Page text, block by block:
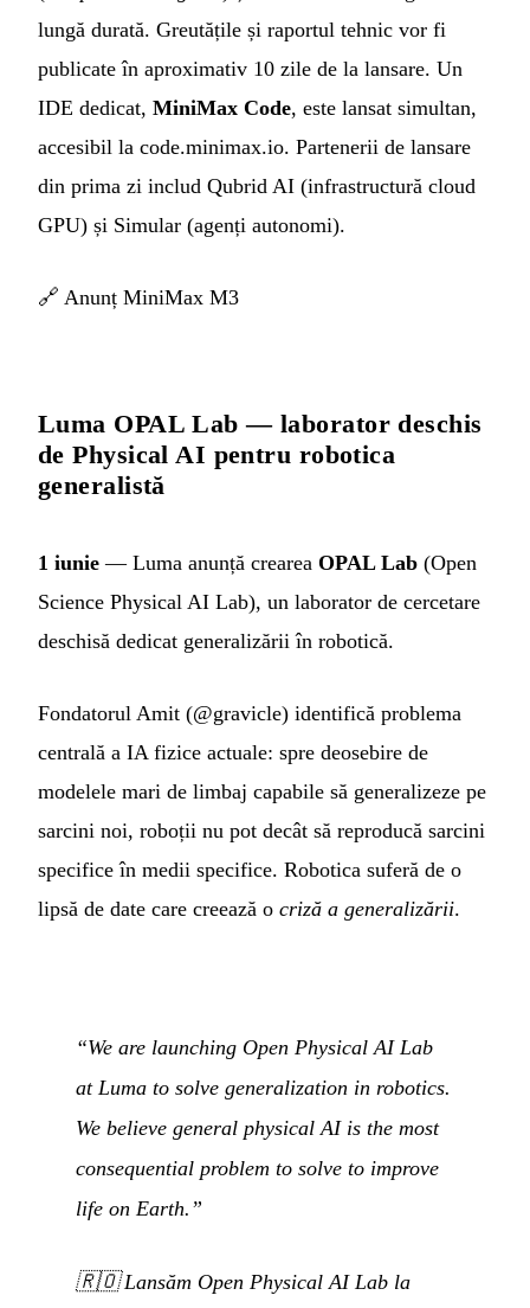
lungă durată. Greutățile și raportul tehnic vor fi
publicate în aproximativ 10 zile de la lansare. Un
IDE dedicat, MiniMax Code, este lansat simultan,
accesibil la code.minimax.io. Partenerii de lansare
din prima zi includ Qubrid AI (infrastructură cloud
GPU) și Simular (agenți autonomi).
🔗 Anunț MiniMax M3
Luma OPAL Lab — laborator deschis
de Physical AI pentru robotica
generalistă
1 iunie — Luma anunță crearea OPAL Lab (Open
Science Physical AI Lab), un laborator de cercetare
deschisă dedicat generalizării în robotică.
Fondatorul Amit (@gravicle) identifică problema
centrală a IA fizice actuale: spre deosebire de
modelele mari de limbaj capabile să generalizeze pe
sarcini noi, roboții nu pot decât să reproducă sarcini
specifice în medii specifice. Robotica suferă de o
lipsă de date care creează o criză a generalizării.
“We are launching Open Physical AI Lab
at Luma to solve generalization in robotics.
We believe general physical AI is the most
consequential problem to solve to improve
life on Earth.”
🇷🇴Lansăm Open Physical AI Lab la